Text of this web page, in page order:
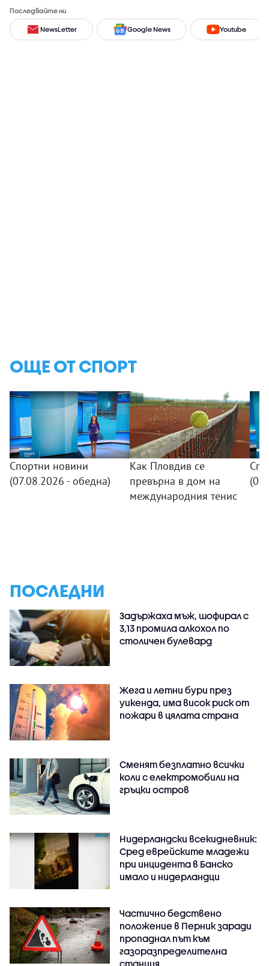
Последвайте ни
NewsLetter Google News Youtube
ОЩЕ ОТ СПОРТ
Спортни новини
(07.08.2026 - обедна)
Как Пловдив се
превърна в дом на
международния тенис
ПОСЛЕДНИ
Задържаха мъж, шофирал с
3,13 промила алкохол по
столичен булевард
Жега и летни бури през
уикенда, има висок риск от
пожари в цялата страна
Сменят безплатно всички
коли с електромобили на
гръцки остров
Нидерландски всекидневник:
Сред еврейските младежи
при инцидента в Банско
имало и нидерландци
Частично бедствено
положение в Перник заради
пропаднал път към
газоразпределителна
станция